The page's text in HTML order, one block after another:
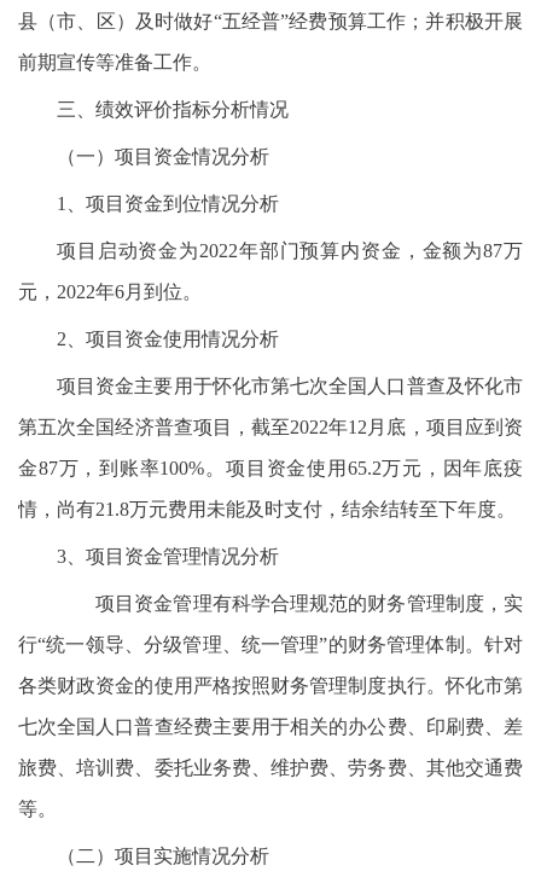
县（市、区）及时做好“五经普”经费预算工作；并积极开展
前期宣传等准备工作。
三、绩效评价指标分析情况
（一）项目资金情况分析
1、项目资金到位情况分析
项目启动资金为2022年部门预算内资金，金额为87万
元，2022年6月到位。
2、项目资金使用情况分析
项目资金主要用于怀化市第七次全国人口普查及怀化市
第五次全国经济普查项目，截至2022年12月底，项目应到资
金87万，到账率100%。项目资金使用65.2万元，因年底疫
情，尚有21.8万元费用未能及时支付，结余结转至下年度。
3、项目资金管理情况分析
项目资金管理有科学合理规范的财务管理制度，实
行“统一领导、分级管理、统一管理”的财务管理体制。针对
各类财政资金的使用严格按照财务管理制度执行。怀化市第
七次全国人口普查经费主要用于相关的办公费、印刷费、差
旅费、培训费、委托业务费、维护费、劳务费、其他交通费
等。
（二）项目实施情况分析